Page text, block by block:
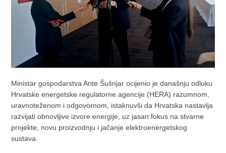
Ministar gospodarstva Ante Šušnjar ocijenio je današnju odluku
Hrvatske energetske regulatorne agencije (HERA) razumnom,
uravnoteženom i odgovornom, istaknuvši da Hrvatska nastavlja
razvijati obnovljive izvore energije, uz jasan fokus na stvarne
projekte, novu proizvodnju i jačanje elektroenergetskog
sustava.